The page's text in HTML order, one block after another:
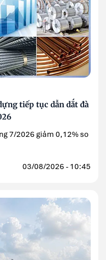
tiếp tục dẫn dắt đà
7/2026 giảm 0,12% so
03/08/2026 - 10:45